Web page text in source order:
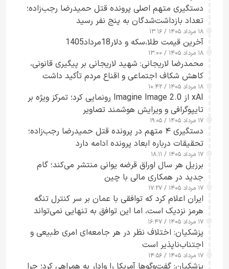
دستگیری متهم اصلی پرونده قتل حمیدرضا رجب‌زاده؛
تعداد بازداشت‌شدگان به پنج نفر رسید
۱۸ مرداد ۱۴۰۵ / ۱۳:۱۶
آخرین قیمت طلا،سکه و دلار18مرداد1405
۱۸ مرداد ۱۴۰۵ / ۱۳:۰۰
محمدرضا لاریجانی: شهید لاریجانی بر پیگیری قانونی،
کاهش شکاف اجتماعی و اقناع مردم تأکید داشت
۱۸ مرداد ۱۴۰۵ / ۱۰:۴۲
xAI از Imagine Image 2.0 رونمایی کرد؛ تمرکز ویژه بر
تایپوگرافی و ویرایش هوشمند تصاویر
۱۷ مرداد ۱۴۰۵ / ۱۹:۰۵
دستگیری ۴ متهم در پرونده قتل حمیدرضا رجب‌زاده؛
تحقیقات درباره ابعاد پرونده ادامه دارد
۱۷ مرداد ۱۴۰۵ / ۱۸:۱۱
برزیل هر سال اوراق قرضه یوانی منتشر می‌کند؛ گام
جدید در همکاری مالی با چین
۱۷ مرداد ۱۴۰۵ / ۱۷:۲۷
ایران اعلام کرد که توافقی با عمان بر سر کنترل تنگه
هرمز نزدیک است، اما این توافق به تنهایی نمی‌تواند
آبراه را آزاد کند
۱۷ مرداد ۱۴۰۵ / ۱۶:۴۷
پزشکیان: اختلاف نظر در هر جامعه‌ای امری طبیعی و
اجتناب‌ناپذیر است
۱۷ مرداد ۱۴۰۵ / ۱۴:۵۶
پزشکیان: گفت‌وگوها آمریکا را وادار به همراهی کرد؛ چرا